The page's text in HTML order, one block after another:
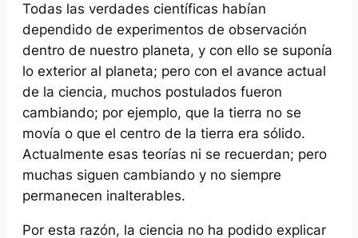
Todas las verdades científicas habían
dependido de experimentos de observación
dentro de nuestro planeta, y con ello se suponía
lo exterior al planeta; pero con el avance actual
de la ciencia, muchos postulados fueron
cambiando; por ejemplo, que la tierra no se
movía o que el centro de la tierra era sólido.
Actualmente esas teorías ni se recuerdan; pero
muchas siguen cambiando y no siempre
permanecen inalterables.
Por esta razón, la ciencia no ha podido explicar